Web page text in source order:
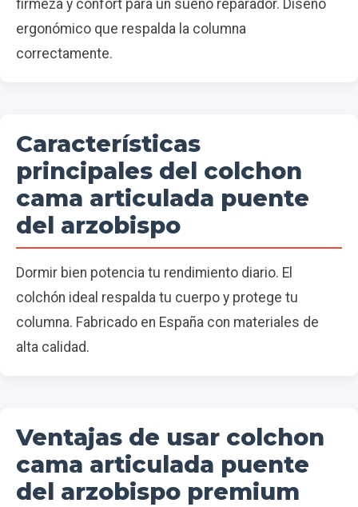
firmeza y confort para un sueño reparador. Diseño
ergonómico que respalda la columna
correctamente.
Características
principales del colchon
cama articulada puente
del arzobispo
Dormir bien potencia tu rendimiento diario. El
colchón ideal respalda tu cuerpo y protege tu
columna. Fabricado en España con materiales de
alta calidad.
Ventajas de usar colchon
cama articulada puente
del arzobispo premium